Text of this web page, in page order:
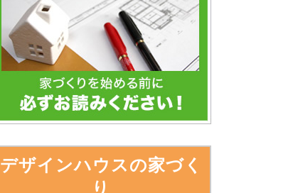
デザインハウスの家づく
り